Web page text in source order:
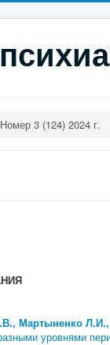
Номер 3 (124) 2024 г.
Мартыненко
уровнями